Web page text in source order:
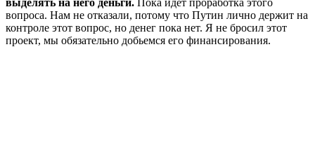
выделять на него деньги. Пока идет проработка этого
вопроса. Нам не отказали, потому что Путин лично держит на
контроле этот вопрос, но денег пока нет. Я не бросил этот
проект, мы обязательно добьемся его финансирования.